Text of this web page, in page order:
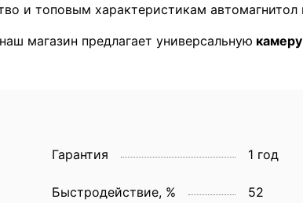
и топовым характеристикам автомагнитол
магазин предлагает универсальную
Гарантия 1 год
Быстродействие, % 52